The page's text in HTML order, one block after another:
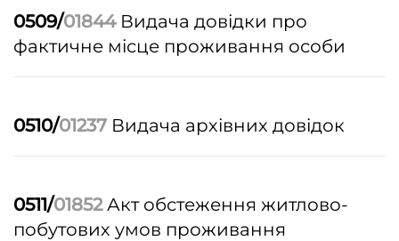
0509/01844Видача довідки про
фактичне місце проживання особи
0510/01237 Видача архівних довідок
0511/01852Акт обстеження житлово-
побутових умов проживання